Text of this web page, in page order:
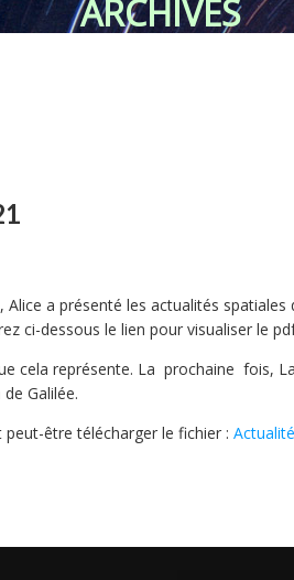
ARCHIVES
a présenté les actualités spatiales
ci-dessous le lien pour visualiser le
cela représente. La prochaine fois,
Galilée.
être télécharger le fichier :